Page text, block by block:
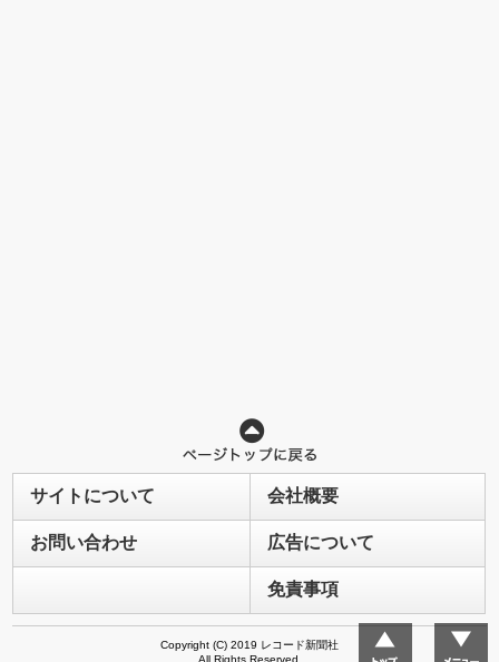
サイトについて 会社概要
お問い合わせ 広告について
免責事項
Copyright (C) 2019 レコード新聞社